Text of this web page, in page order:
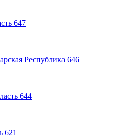
647
Республика 646
644
621